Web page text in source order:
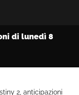
di lunedì 8
2, anticipazioni